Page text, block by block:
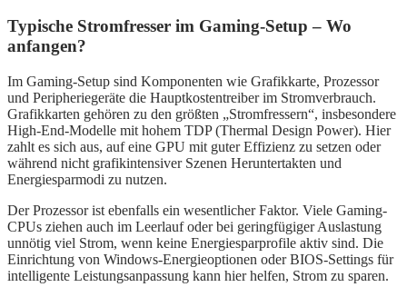
Typische Stromfresser im Gaming-Setup – Wo
anfangen?
Im Gaming-Setup sind Komponenten wie Grafikkarte, Prozessor
und Peripheriegeräte die Hauptkostentreiber im Stromverbrauch.
Grafikkarten gehören zu den größten „Stromfressern“, insbesondere
High-End-Modelle mit hohem TDP (Thermal Design Power). Hier
zahlt es sich aus, auf eine GPU mit guter Effizienz zu setzen oder
während nicht grafikintensiver Szenen Heruntertakten und
Energiesparmodi zu nutzen.
Der Prozessor ist ebenfalls ein wesentlicher Faktor. Viele Gaming-
CPUs ziehen auch im Leerlauf oder bei geringfügiger Auslastung
unnötig viel Strom, wenn keine Energiesparprofile aktiv sind. Die
Einrichtung von Windows-Energieoptionen oder BIOS-Settings für
intelligente Leistungsanpassung kann hier helfen, Strom zu sparen.